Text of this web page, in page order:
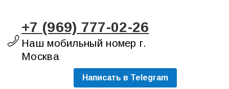
+7 (969) 777-02-26
Наш мобильный номер г.
Москва
Написать в Telegram